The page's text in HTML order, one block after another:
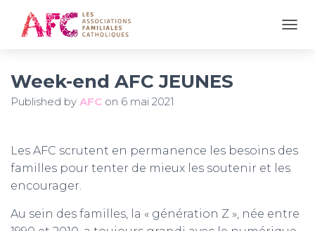
Week-end AFC JEUNES
Published by AFC on 6 mai 2021
Les AFC scrutent en permanence les besoins des
familles pour tenter de mieux les soutenir et les
encourager.
Au sein des familles, la « génération Z », née entre